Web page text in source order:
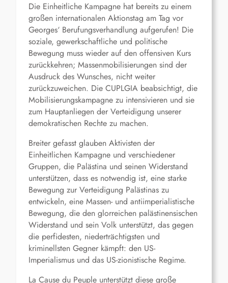
Die Einheitliche Kampagne hat bereits zu einem
großen internationalen Aktionstag am Tag vor
Georges‘ Berufungsverhandlung aufgerufen! Die
soziale, gewerkschaftliche und politische
Bewegung muss wieder auf den offensiven Kurs
zurückkehren; Massenmobilisierungen sind der
Ausdruck des Wunsches, nicht weiter
zurückzuweichen. Die CUPLGIA beabsichtigt, die
Mobilisierungskampagne zu intensivieren und sie
zum Hauptanliegen der Verteidigung unserer
demokratischen Rechte zu machen.
Breiter gefasst glauben Aktivisten der
Einheitlichen Kampagne und verschiedener
Gruppen, die Palästina und seinen Widerstand
unterstützen, dass es notwendig ist, eine starke
Bewegung zur Verteidigung Palästinas zu
entwickeln, eine Massen- und antiimperialistische
Bewegung, die den glorreichen palästinensischen
Widerstand und sein Volk unterstützt, das gegen
die perfidesten, niederträchtigsten und
kriminellsten Gegner kämpft: den US-
Imperialismus und das US-zionistische Regime.
La Cause du Peuple unterstützt diese große